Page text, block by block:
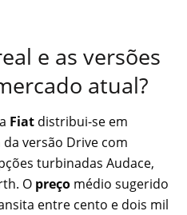
e as versões
atual?
Fiat distribui-se em
versão Drive com
turbinadas Audace,
O preço médio sugerido
entre cento e dois mil